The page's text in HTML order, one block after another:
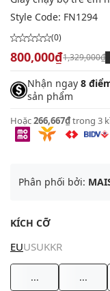
Style Code: FN1294
(0)
800,000₫1,329,000₫
Nhận ngay 8
sản phẩm
Hoặc266,667₫trong 3
Phân phối bởi:
KÍCH CỠ
EUUSUKKR
... ...